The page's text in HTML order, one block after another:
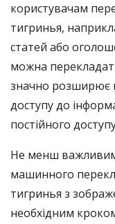
користувачам
тигринья,
статей або
можна
значно розширює
доступу до
постійного
Не менш важливим
машинного
тигринья з
необхідним